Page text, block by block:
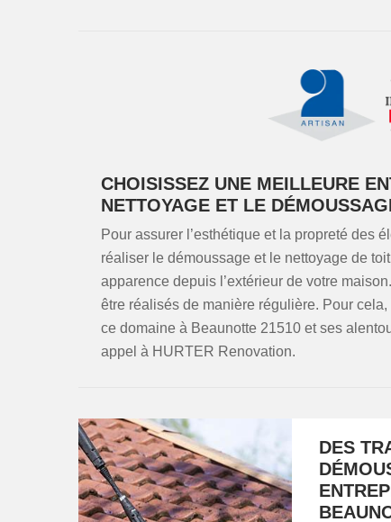
CHOISISSEZ UNE MEILLEURE
NETTOYAGE ET LE
Pour assurer l’esthétique et la propreté des
réaliser le démoussage et le nettoyage de
apparence depuis l’extérieur de votre
être réalisés de manière régulière. Pour
ce domaine à Beaunotte 21510 et ses
appel à HURTER Renovation.
DES